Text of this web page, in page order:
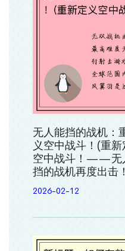
无人能挡的战机：
义空中战斗！(重新
空中战斗！——无
挡的战机再度出击
2026-02-12